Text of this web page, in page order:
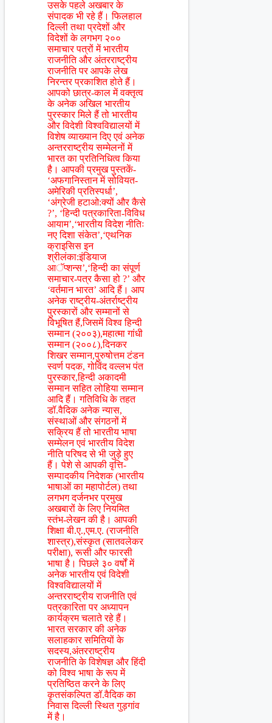
उसके पहले अखबार के
संपादक भी रहे हैं। फिलहाल
दिल्ली तथा प्रदेशों और
विदेशों के लगभग २००
समाचार पत्रों में भारतीय
राजनीति और अंतरराष्ट्रीय
राजनीति पर आपके लेख
निरन्तर प्रकाशित होते हैं।
आपको छात्र-काल में वक्तृत्व
के अनेक अखिल भारतीय
पुरस्कार मिले हैं तो भारतीय
और विदेशी विश्वविद्यालयों में
विशेष व्याख्यान दिए एवं अनेक
अन्तरराष्ट्रीय सम्मेलनों में
भारत का प्रतिनिधित्व किया
है। आपकी प्रमुख पुस्तकें-
‘अफगानिस्तान में सोवियत-
अमेरिकी प्रतिस्पर्धा’,
‘अंग्रेजी हटाओ:क्यों और कैसे
?’, ‘हिन्दी पत्रकारिता-विविध
आयाम’,‘भारतीय विदेश नीतिः
नए दिशा संकेत’,‘एथनिक
क्राइसिस इन
श्रीलंका:इंडियाज
आॅप्शन्स’,‘हिन्दी का संपूर्ण
समाचार-पत्र कैसा हो ?’ और
‘वर्तमान भारत’ आदि हैं। आप
अनेक राष्ट्रीय-अंतर्राष्ट्रीय
पुरस्कारों और सम्मानों से
विभूषित हैं,जिसमें विश्व हिन्दी
सम्मान (२००३),महात्मा गांधी
सम्मान (२००८),दिनकर
शिखर सम्मान,पुरुषोत्तम टंडन
स्वर्ण पदक, गोविंद वल्लभ पंत
पुरस्कार,हिन्दी अकादमी
सम्मान सहित लोहिया सम्मान
आदि हैं। गतिविधि के तहत
डॉ.वैदिक अनेक न्यास,
संस्थाओं और संगठनों में
सक्रिय हैं तो भारतीय भाषा
सम्मेलन एवं भारतीय विदेश
नीति परिषद से भी जुड़े हुए
हैं। पेशे से आपकी वृत्ति-
सम्पादकीय निदेशक (भारतीय
भाषाओं का महापोर्टल) तथा
लगभग दर्जनभर प्रमुख
अखबारों के लिए नियमित
स्तंभ-लेखन की है। आपकी
शिक्षा बी.ए.,एम.ए. (राजनीति
शास्त्र),संस्कृत (सातवलेकर
परीक्षा), रूसी और फारसी
भाषा है। पिछले ३० वर्षों में
अनेक भारतीय एवं विदेशी
विश्वविद्यालयों में
अन्तरराष्ट्रीय राजनीति एवं
पत्रकारिता पर अध्यापन
कार्यक्रम चलाते रहे हैं।
भारत सरकार की अनेक
सलाहकार समितियों के
सदस्य,अंतरराष्ट्रीय
राजनीति के विशेषज्ञ और हिंदी
को विश्व भाषा के रूप में
प्रतिष्ठित करने के लिए
कृतसंकल्पित डॉ.वैदिक का
निवास दिल्ली स्थित गुड़गांव
में है।